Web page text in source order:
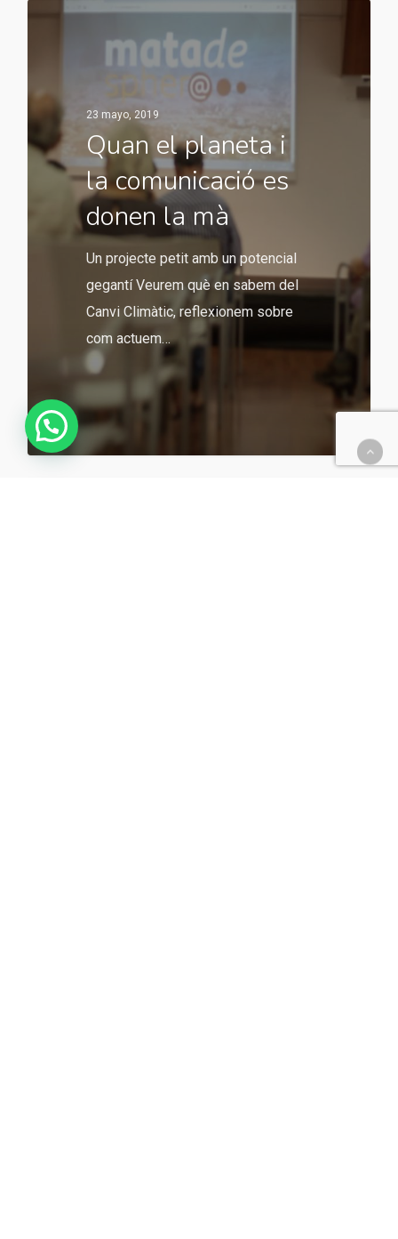
23 mayo, 2019
Quan el planeta i
la comunicació es
donen la mà
Un projecte petit amb un potencial
gegantí Veurem què en sabem del
Canvi Climàtic, reflexionem sobre
com actuem…
¿Hablamos de ideas?